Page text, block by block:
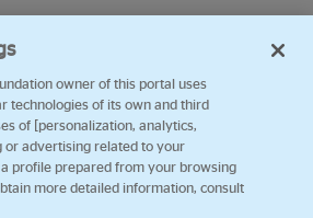
owner of this portal uses
technologies of its own and third
of [personalization, analytics,
or advertising related to your
profile prepared from your browsing
more detailed information, consult